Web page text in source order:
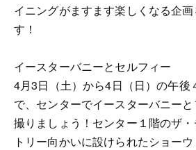
イニングがますます楽しくなる企
す！
イースターバニーとセルフィー
4月3日（土）から4日（日）の午後
で、センターでイースターバニー
撮りましょう！センター１階のザ
トリー向かいに設けられたショー